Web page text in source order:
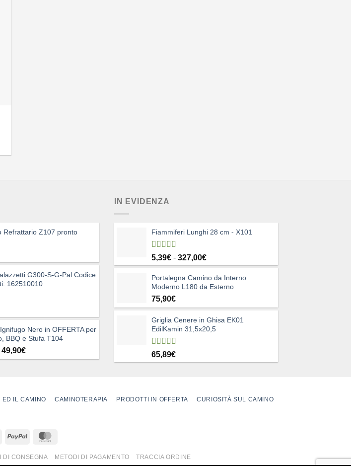
Refrattario Z107 pronto
G300-S-G-Pal Codice
162510010
Nero in OFFERTA per
BBQ e Stufa T104
Il
prezzo
49,90€Il
prezzo
IN EVIDENZA
Fiammiferi Lunghi 28 cm - X101
Valutato
5.00su 5
5,39€ - 327,00€Fascia
di
prezzo:
da
a
327,00€
Portalegna Camino da Interno
Moderno L180 da Esterno
75,90€
Griglia Cenere in Ghisa EK01
EdilKamin 31,5x20,5
Valutato
4.83su 5
65,89€
ED IL CAMINO CAMINOTERAPIA PRODOTTI IN OFFERTA CURIOSITÀ SUL CAMINO
DI CONSEGNA METODI DI PAGAMENTO TRACCIA ORDINE